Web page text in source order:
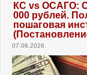
КС vs ОСАГО:
000 рублей.
пошаговая
07.06.2026.